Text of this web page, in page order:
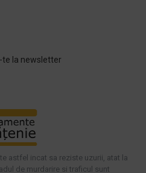
la newsletter
astfel incat sa reziste uzurii, atat la
de murdarire si traficul sunt